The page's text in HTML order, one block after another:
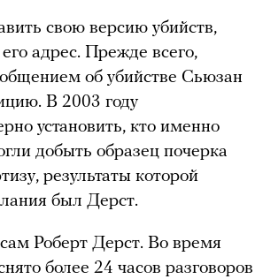
свою версию убийств,
адрес. Прежде всего,
об убийстве Сьюзан
В 2003 году
установить, кто именно
добыть образец почерка
результаты которой
был Дерст.
Роберт Дерст. Во время
более 24 часов разговоров